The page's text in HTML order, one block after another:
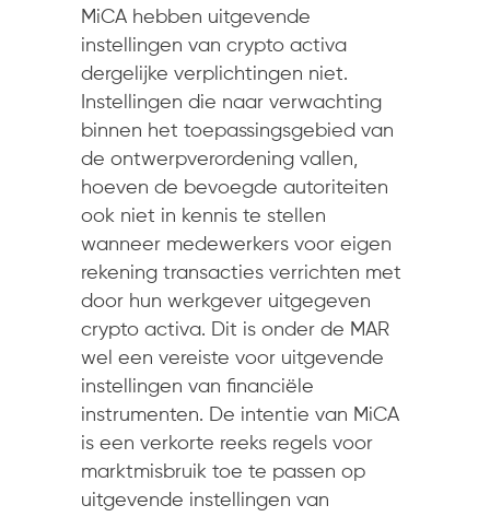
MiCA hebben uitgevende
instellingen van crypto activa
dergelijke verplichtingen niet.
Instellingen die naar verwachting
binnen het toepassingsgebied van
de ontwerpverordening vallen,
hoeven de bevoegde autoriteiten
ook niet in kennis te stellen
wanneer medewerkers voor eigen
rekening transacties verrichten met
door hun werkgever uitgegeven
crypto activa. Dit is onder de MAR
wel een vereiste voor uitgevende
instellingen van financiële
instrumenten. De intentie van MiCA
is een ​​verkorte reeks regels voor
marktmisbruik toe te passen op
uitgevende instellingen van